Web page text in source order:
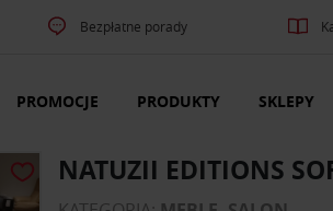
Bezpłatne porady
PROMOCJE PRODUKTY SKLEPY
NATUZII EDITIONS